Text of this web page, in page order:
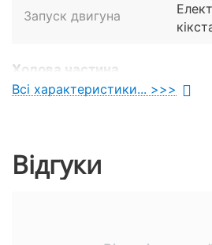
Запуск двигуна
Ходова частина
Всі характеристики... >>>
Відгуки